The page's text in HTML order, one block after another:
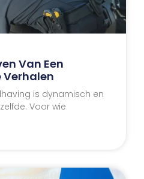
Van Een
Verhalen
is dynamisch en
Voor wie